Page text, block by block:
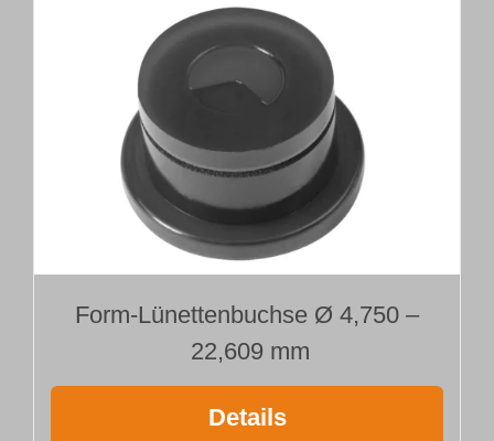
Form-Lünettenbuchse Ø 4,750 –
22,609 mm
Details